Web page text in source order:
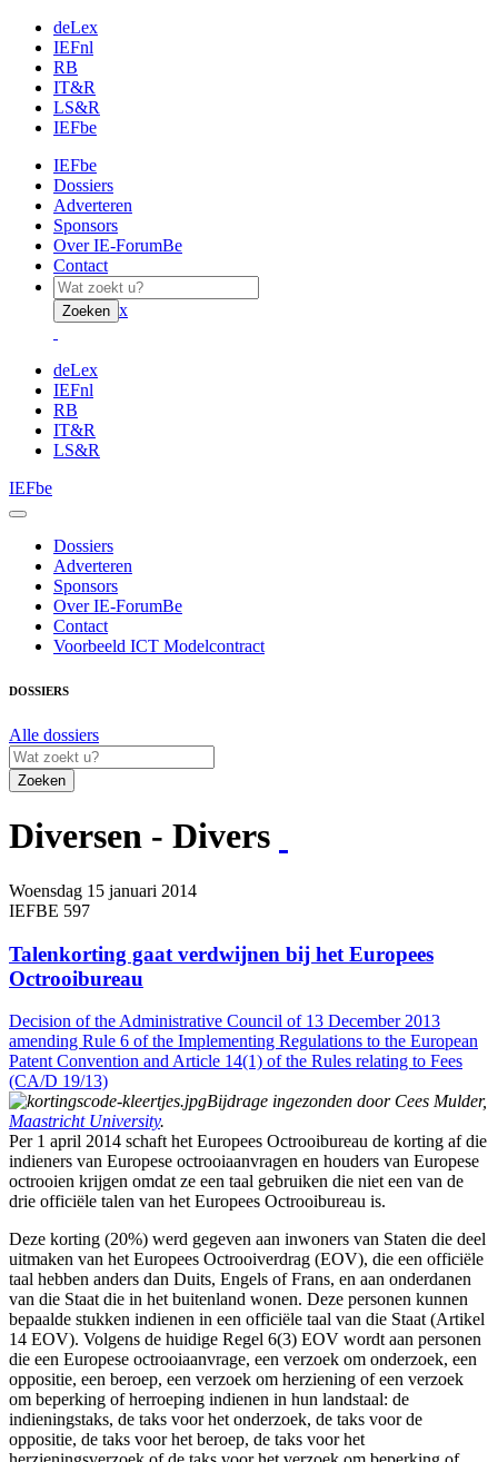
deLex
IEFnl
RB
IT&R
LS&R
IEFbe
IEFbe
Dossiers
Adverteren
Sponsors
Over IE-ForumBe
Contact
Zoeken x
deLex
IEFnl
RB
IT&R
LS&R
IEFbe
Dossiers
Adverteren
Sponsors
Over IE-ForumBe
Contact
Voorbeeld ICT Modelcontract
DOSSIERS
Alle dossiers
Zoeken
Diversen - Divers
Woensdag 15 januari 2014
IEFBE 597
Talenkorting gaat verdwijnen bij het Europees
Octrooibureau
Decision of the Administrative Council of 13 December 2013
amending Rule 6 of the Implementing Regulations to the European
Patent Convention and Article 14(1) of the Rules relating to Fees
(CA/D 19/13)
Bijdrage ingezonden door Cees Mulder,
Maastricht University.
Per 1 april 2014 schaft het Europees Octrooibureau de korting af die
indieners van Europese octrooiaanvragen en houders van Europese
octrooien krijgen omdat ze een taal gebruiken die niet een van de
drie officiële talen van het Europees Octrooibureau is.
Deze korting (20%) werd gegeven aan inwoners van Staten die deel
uitmaken van het Europees Octrooiverdrag (EOV), die een officiële
taal hebben anders dan Duits, Engels of Frans, en aan onderdanen
van die Staat die in het buitenland wonen. Deze personen kunnen
bepaalde stukken indienen in een officiële taal van die Staat (Artikel
14 EOV). Volgens de huidige Regel 6(3) EOV wordt aan personen
die een Europese octrooiaanvrage, een verzoek om onderzoek, een
oppositie, een beroep, een verzoek om herziening of een verzoek
om beperking of herroeping indienen in hun landstaal: de
indieningstaks, de taks voor het onderzoek, de taks voor de
oppositie, de taks voor het beroep, de taks voor het